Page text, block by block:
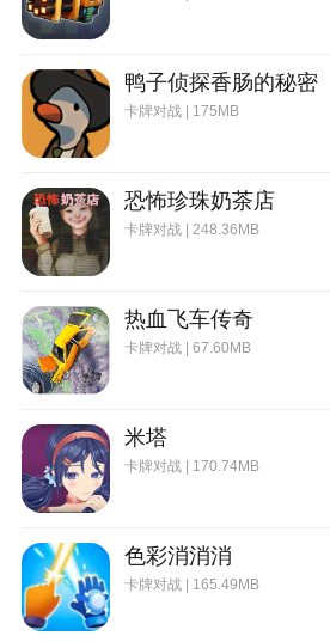
鸭子侦探香肠的秘密
卡牌对战 | 175MB
恐怖珍珠奶茶店
卡牌对战 | 248.36MB
热血飞车传奇
卡牌对战 | 67.60MB
米塔
卡牌对战 | 170.74MB
色彩消消消
卡牌对战 | 165.49MB